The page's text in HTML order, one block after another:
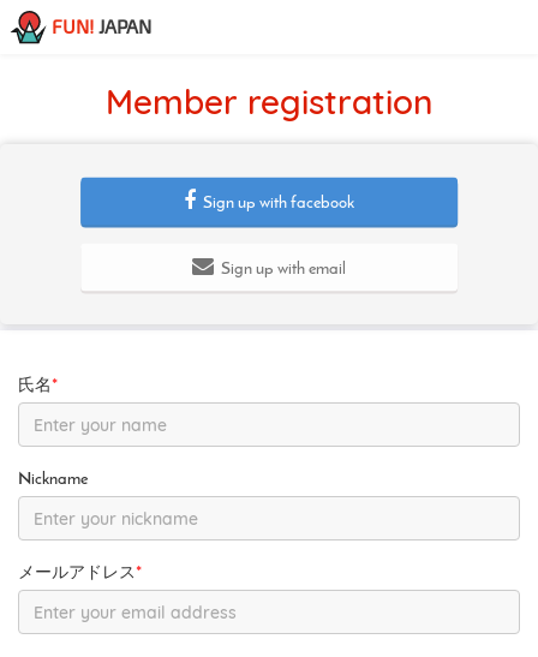
FUN! JAPAN
Member registration
Sign up with facebook
Sign up with email
氏名 *
Nickname
メールアドレス *